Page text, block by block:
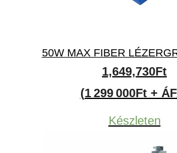
50W MAX FIBER
1,649,730Ft
(1 299 000Ft +
Készleten